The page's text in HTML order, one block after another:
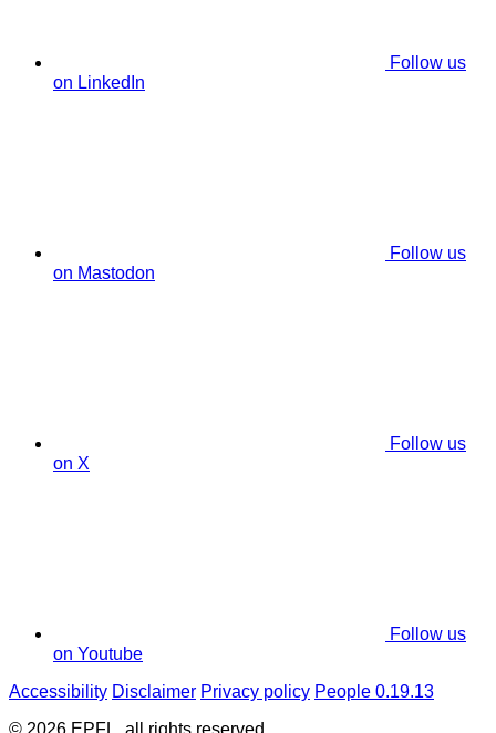
Follow us
on LinkedIn
Follow us
on Mastodon
Follow us
on X
Follow us
on Youtube
Accessibility Disclaimer Privacy policy People 0.19.13